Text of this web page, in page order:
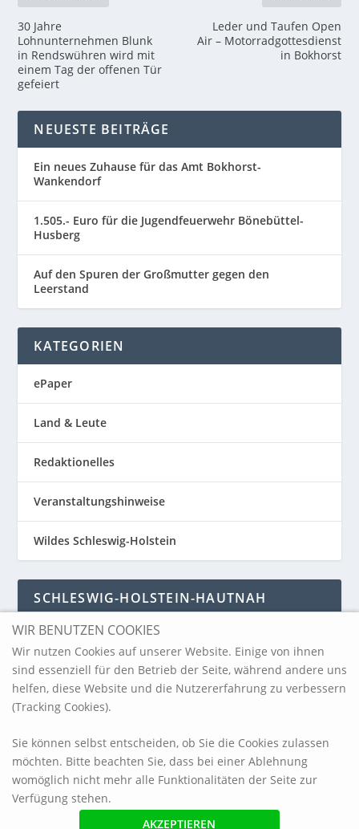
30 Jahre
Lohnunternehmen Blunk
in Rendswühren wird mit
einem Tag der offenen Tür
gefeiert
Leder und Taufen Open
Air – Motorradgottesdienst
in Bokhorst
NEUESTE BEITRÄGE
Ein neues Zuhause für das Amt Bokhorst-
Wankendorf
1.505.- Euro für die Jugendfeuerwehr Bönebüttel-
Husberg
Auf den Spuren der Großmutter gegen den
Leerstand
KATEGORIEN
ePaper
Land & Leute
Redaktionelles
Veranstaltungshinweise
Wildes Schleswig-Holstein
SCHLESWIG-HOLSTEIN-HAUTNAH
Schleswig-Holstein-Hautnah
ARCHIV
© 2017 blickpunkt-sh.com
WIR BENUTZEN COOKIES
Wir nutzen Cookies auf unserer Website. Einige von ihnen
sind essenziell für den Betrieb der Seite, während andere uns
helfen, diese Website und die Nutzererfahrung zu verbessern
(Tracking Cookies).
Sie können selbst entscheiden, ob Sie die Cookies zulassen
möchten. Bitte beachten Sie, dass bei einer Ablehnung
womöglich nicht mehr alle Funktionalitäten der Seite zur
Verfügung stehen.